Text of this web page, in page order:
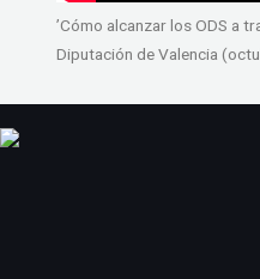
’Cómo alcanzar los ODS a
Diputación de Valencia